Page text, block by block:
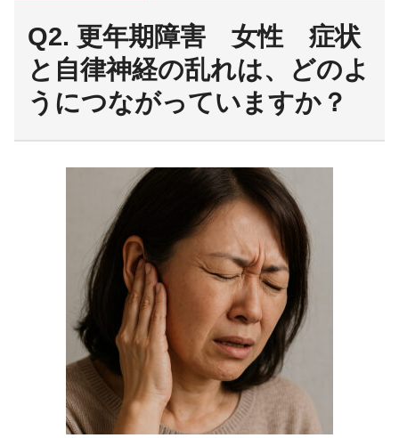
Q2. 更年期障害 女性 症状
と自律神経の乱れは、どのよ
うにつながっていますか？